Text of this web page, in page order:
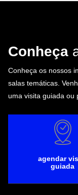
Conheça
Conheça os nossos
salas temáticas.
uma visita guiada ou
agendar
guiada